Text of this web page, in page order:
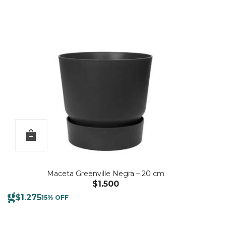
Maceta Greenville Negra – 20 cm
$1.500
$1.27515% OFF